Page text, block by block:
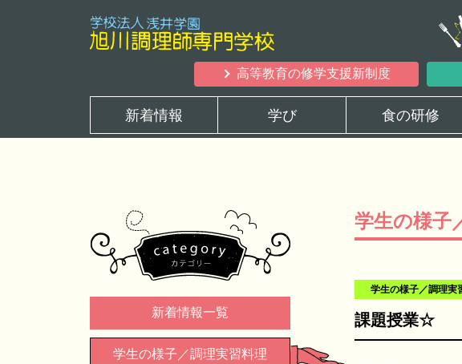
高等教育の修学支援新制度
新着情報 学び 食の研修
新着情報一覧
学生の様子／調理実習料理
学生の様子
学生の様子／調理実
課題授業☆